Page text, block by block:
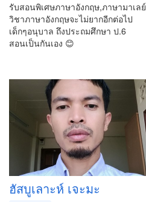
รับสอนพิเศษภาษาอังกฤษ,ภาษามาเลย์
วิชาภาษาอังกฤษจะไม่ยากอีกต่อไป
เด็กๆอนุบาล ถึงประถมศึกษา ป.6
สอนเป็นกันเอง 😊
ฮัสบูเลาะห์ เจะมะ